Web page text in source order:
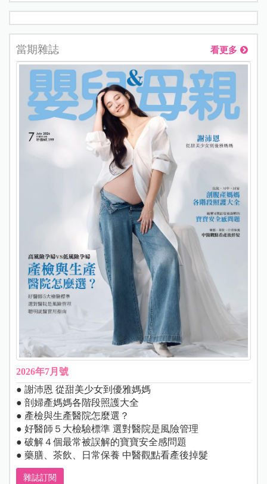
當期雜誌 看更多
2026年7月號
● 謝沛恩 從甜美少女到優雅媽媽
● 剖婦產媽媽各階段照護大全
● 產檢與生產醫院怎麼選？
● 好醫師５大檢驗標準 選對醫院是風險管理
● 破解４個最常被誤解的寶寶安全感問題
● 藥膳、茶飲、日常保養 中醫觀點看產後掉髮
雜誌訂閱